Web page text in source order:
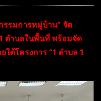
รรมการหมู่บ้าน” จัด
ตำบลในพื้นที่ พร้อมจัด
ต้โครงการ “1 ตำบล 1